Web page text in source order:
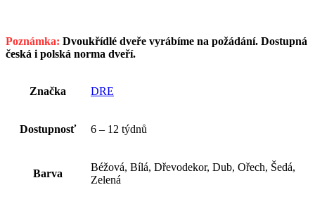
Poznámka: Dvoukřídlé dveře vyrábíme na požádání. Dostupná
česká i polská norma dveří.
Značka DRE
Dostupnosť 6 – 12 týdnů
Barva
Béžová, Bílá, Dřevodekor, Dub, Ořech, Šedá,
Zelená